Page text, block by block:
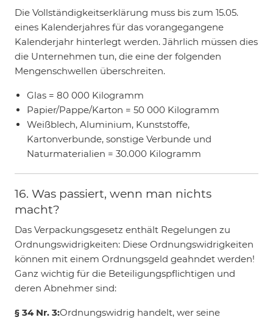
Die Vollständigkeitserklärung muss bis zum 15.05.
eines Kalenderjahres für das vorangegangene
Kalenderjahr hinterlegt werden. Jährlich müssen dies
die Unternehmen tun, die eine der folgenden
Mengenschwellen überschreiten.
Glas = 80 000 Kilogramm
Papier/Pappe/Karton = 50 000 Kilogramm
Weißblech, Aluminium, Kunststoffe,
Kartonverbunde, sonstige Verbunde und
Naturmaterialien = 30.000 Kilogramm
16. Was passiert, wenn man nichts
macht?
Das Verpackungsgesetz enthält Regelungen zu
Ordnungswidrigkeiten: Diese Ordnungswidrigkeiten
können mit einem Ordnungsgeld geahndet werden!
Ganz wichtig für die Beteiligungspflichtigen und
deren Abnehmer sind:
§ 34 Nr. 3:Ordnungswidrig handelt, wer seine